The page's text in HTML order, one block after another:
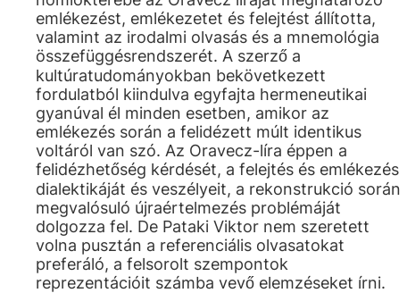
emlékezést, emlékezetet és felejtést állította,
valamint az irodalmi olvasás és a mnemológia
összefüggésrendszerét. A szerző a
kultúratudományokban bekövetkezett
fordulatból kiindulva egyfajta hermeneutikai
gyanúval él minden esetben, amikor az
emlékezés során a felidézett múlt identikus
voltáról van szó. Az Oravecz-líra éppen a
felidézhetőség kérdését, a felejtés és emlékezés
dialektikáját és veszélyeit, a rekonstrukció során
megvalósuló újraértelmezés problémáját
dolgozza fel. De Pataki Viktor nem szeretett
volna pusztán a referenciális olvasatokat
preferáló, a felsorolt szempontok
reprezentációit számba vevő elemzéseket írni.